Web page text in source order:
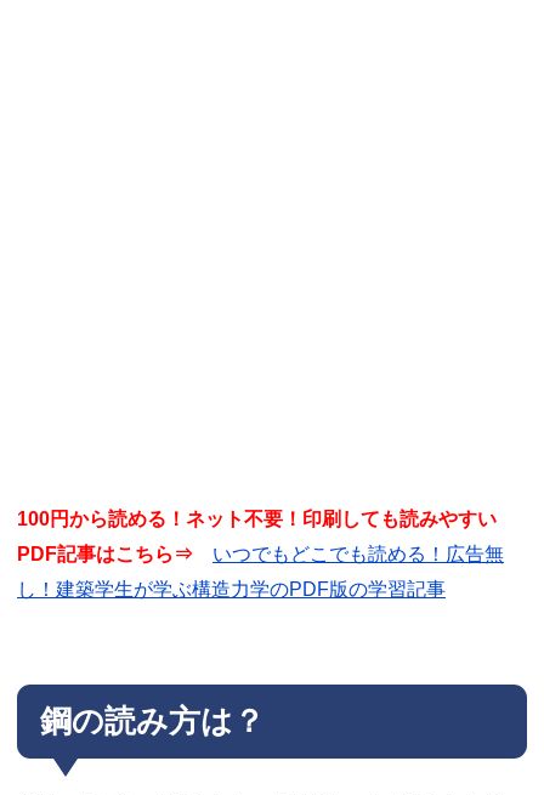
100円から読める！ネット不要！印刷しても読みやすい
PDF記事はこちら⇒ いつでもどこでも読める！広告無
し！建築学生が学ぶ構造力学のPDF版の学習記事
鋼の読み方は？